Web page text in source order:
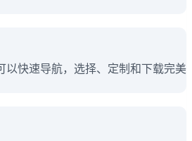
以快速导航，选择、定制和下载完美